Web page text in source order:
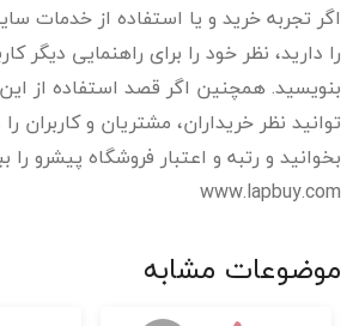
اگر تجربه خرید و یا استفاده از خدمات
را دارید، نظر خود را برای راهنمایی دیگر
بنویسید. همچنین اگر قصد استفاده از
توانید نظر خریداران، مشتریان و کاربران
بخوانید و رتبه و اعتبار فروشگاه پیشرو را
www.lapbuy.com
موضوعات مشابه